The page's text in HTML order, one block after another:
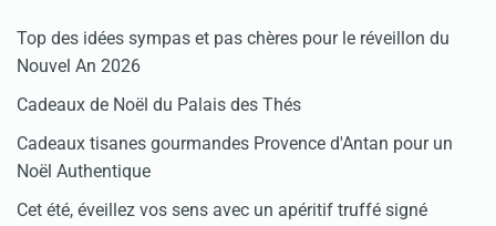
Top des idées sympas et pas chères pour le réveillon du
Nouvel An 2026
Cadeaux de Noël du Palais des Thés
Cadeaux tisanes gourmandes Provence d'Antan pour un
Noël Authentique
Cet été, éveillez vos sens avec un apéritif truffé signé